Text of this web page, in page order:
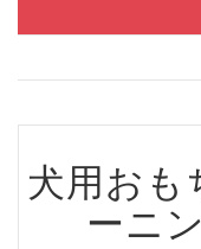
犬用おも
ーニ